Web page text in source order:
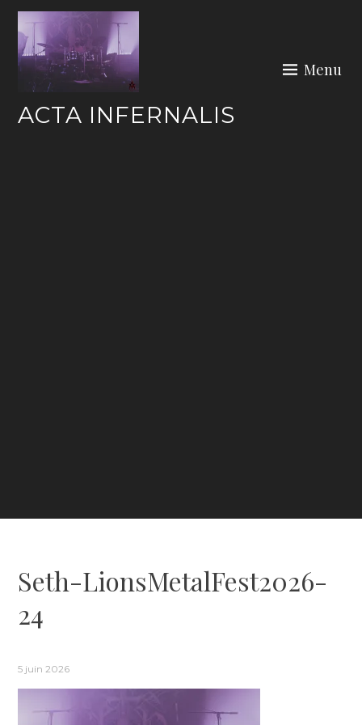
Skip
content
ACTA INFERNALIS
Menu
Seth-LionsMetalFest2026-
24
5 juin 2026